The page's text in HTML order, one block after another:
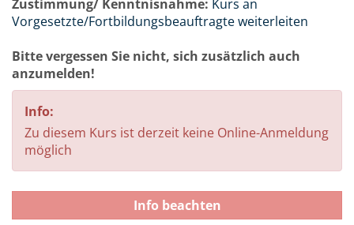
Zustimmung/ Kenntnisnahme: Kurs an
Vorgesetzte/Fortbildungsbeauftragte weiterleiten
Bitte vergessen Sie nicht, sich zusätzlich auch
anzumelden!
Info:
Zu diesem Kurs ist derzeit keine Online-Anmeldung
möglich
Info beachten